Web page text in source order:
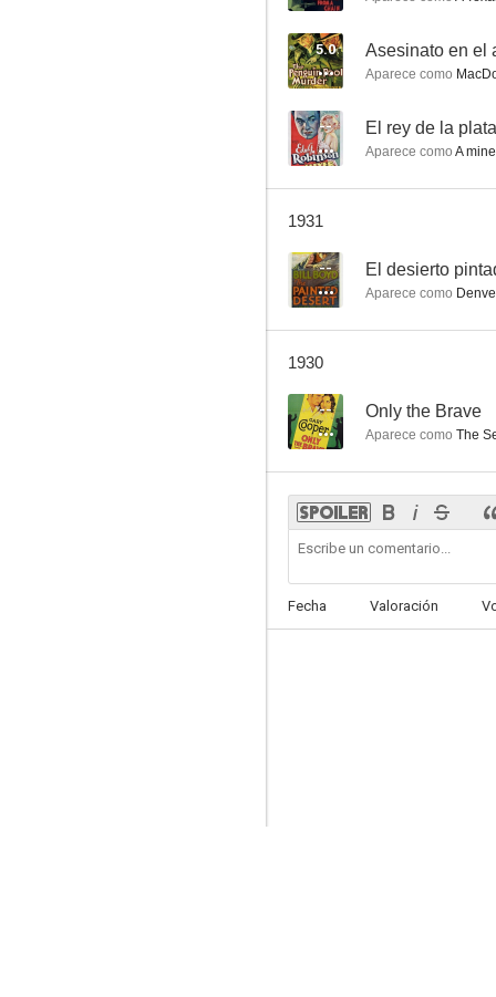
5.0 Asesinato en el
Aparece como
-- El rey de la plata
Aparece como A
1931
-- El desierto
Aparece como
1930
-- Only the Brave
Aparece como The
Fecha Valoración